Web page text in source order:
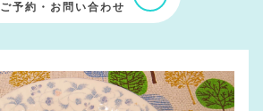
ご予約・お問い合わせ